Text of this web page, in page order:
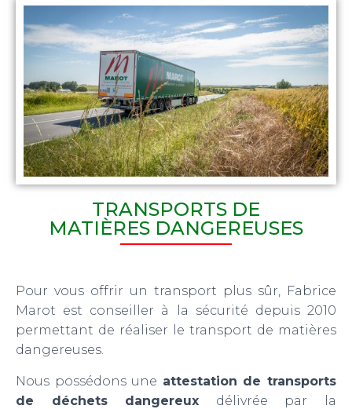
TRANSPORTS DE
MATIÈRES DANGEREUSES
Pour vous offrir un transport plus sûr, Fabrice
Marot est conseiller à la sécurité depuis 2010
permettant de réaliser le transport de matières
dangereuses.
Nous possédons une attestation de transports
de déchets dangereux délivrée par la